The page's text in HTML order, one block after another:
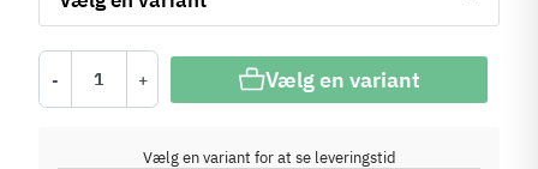
- + Vælg en variant
Vælg en variant for at se leveringstid